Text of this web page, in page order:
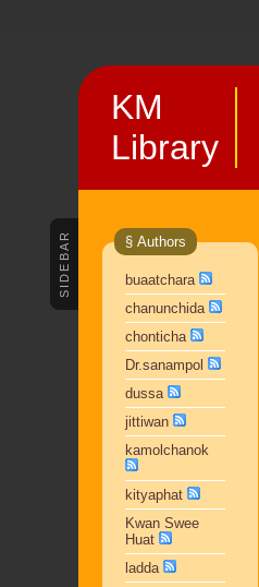
KM
Library
SIDEBAR § Authors
buaatchara
chanunchida
chonticha
Dr.sanampol
dussa
jittiwan
kamolchanok
kityaphat
Kwan Swee
Huat
ladda